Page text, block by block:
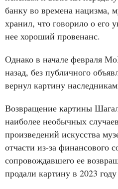
банку во времена нацизма,
хранил, что говорило о его
нее хороший провенанс.
Однако в начале февраля
назад, без публичного
вернул картину
Возвращение картины
наиболее необычных
произведений искусства
отчасти из-за финансового
сопровождавшего ее
продали картину в 2023